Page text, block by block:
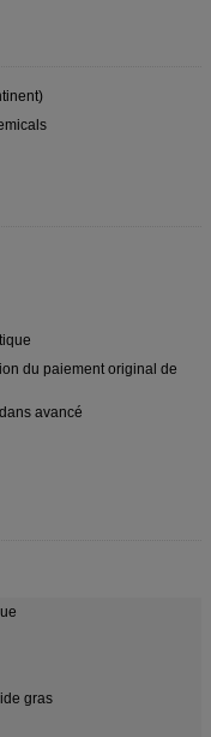
du paiement original de
avancé
gras